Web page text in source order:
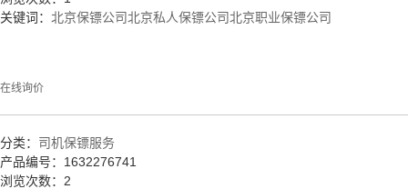
关键词： 北京保镖公司北京私人保镖公司北京职业保镖公司
在线询价
分类： 司机保镖服务
产品编号：1632276741
浏览次数：2